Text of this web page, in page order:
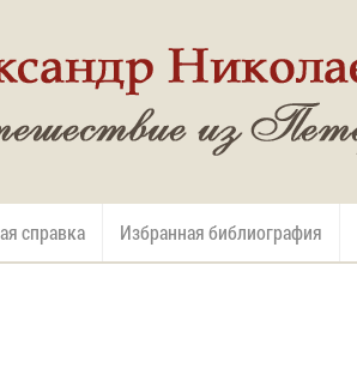
справка Избранная библиография